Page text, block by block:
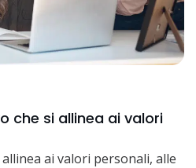
che si allinea ai valori
ai valori personali, alle